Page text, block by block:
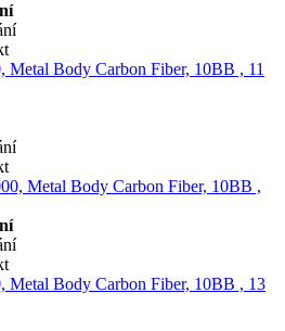
Metal Body Carbon Fiber, 10BB , 11
Metal Body Carbon Fiber, 10BB , 13